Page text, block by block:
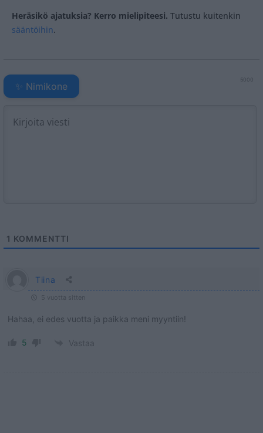
Heräsikö ajatuksia? Kerro mielipiteesi. Tutustu kuitenkin
sääntöihin.
5000
✨ Nimikone
1 KOMMENTTI
Tiina
5 vuotta sitten
Hahaa, ei edes vuotta ja paikka meni myyntiin!
5 Vastaa